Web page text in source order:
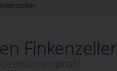
Finkenzeller